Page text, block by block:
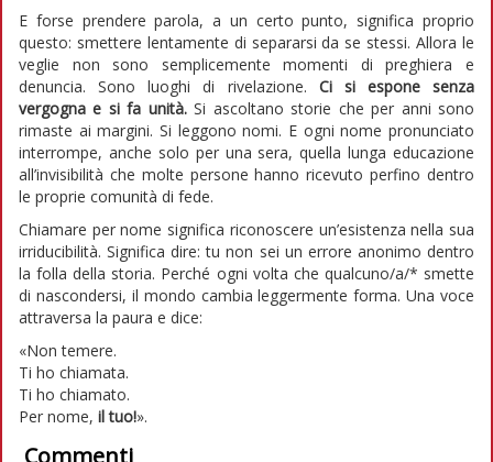
E forse prendere parola, a un certo punto, significa proprio
questo: smettere lentamente di separarsi da se stessi. Allora le
veglie non sono semplicemente momenti di preghiera e
denuncia. Sono luoghi di rivelazione. Ci si espone senza
vergogna e si fa unità.Si ascoltano storie che per anni sono
rimaste ai margini. Si leggono nomi. E ogni nome pronunciato
interrompe, anche solo per una sera, quella lunga educazione
all’invisibilità che molte persone hanno ricevuto perfino dentro
le proprie comunità di fede.
Chiamare per nome significa riconoscere un’esistenza nella sua
irriducibilità. Significa dire: tu non sei un errore anonimo dentro
la folla della storia. Perché ogni volta che qualcuno/a/* smette
di nascondersi, il mondo cambia leggermente forma. Una voce
attraversa la paura e dice:
«Non temere.
Ti ho chiamata.
Ti ho chiamato.
Per nome, il tuo!».